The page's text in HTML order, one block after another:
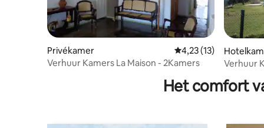
Privékamer Gemiddelde
4,23 (13)
Verhuur Kamers La Maison - 2Kamers
Verhuur
Het comfort